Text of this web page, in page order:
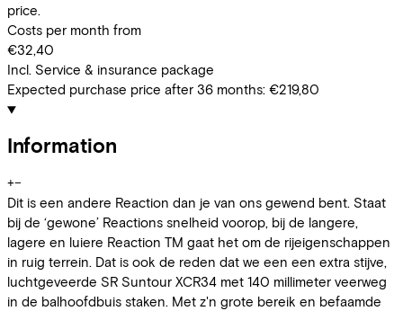
price.
Costs per month from
€32,40
Incl. Service & insurance package
Expected purchase price after 36 months: €219,80
Information
+−
Dit is een andere Reaction dan je van ons gewend bent. Staat
bij de ‘gewone’ Reactions snelheid voorop, bij de langere,
lagere en luiere Reaction TM gaat het om de rijeigenschappen
in ruig terrein. Dat is ook de reden dat we een een extra stijve,
luchtgeveerde SR Suntour XCR34 met 140 millimeter veerweg
in de balhoofdbuis staken. Met z'n grote bereik en befaamde